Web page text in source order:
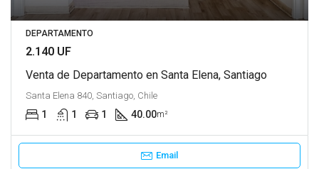
DEPARTAMENTO
2.140 UF
Venta de Departamento en Santa Elena, Santiago
Santa Elena 840, Santiago, Chile
1 1 1 40.00m²
Email